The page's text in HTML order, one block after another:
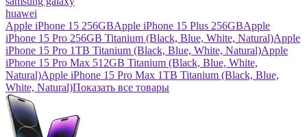
huawei
Apple iPhone 15 256GBApple iPhone 15 Plus 256GBApple
iPhone 15 Pro 256GB Titanium (Black, Blue, White, Natural)Apple
iPhone 15 Pro 1TB Titanium (Black, Blue, White, Natural)Apple
iPhone 15 Pro Max 512GB Titanium (Black, Blue, White,
Natural)Apple iPhone 15 Pro Max 1TB Titanium (Black, Blue,
White, Natural)Показать все товары